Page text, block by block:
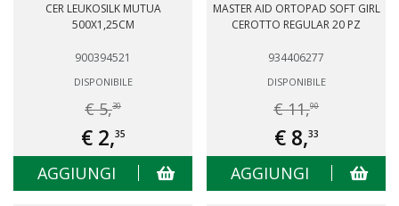
CER LEUKOSILK MUTUA
500X1,25CM
900394521
DISPONIBILE
€ 5,30
€ 2,35
AGGIUNGI
MASTER AID ORTOPAD SOFT GIRL
CEROTTO REGULAR 20 PZ
934406277
DISPONIBILE
€ 11,90
€ 8,33
AGGIUNGI